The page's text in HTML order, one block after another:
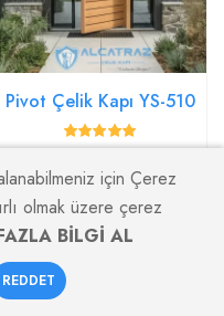
Pivot Çelik Kapı YS-510
31% İNDİRİM
Favoriler
için Çerez
olmak üzere çerez
BİLGİ AL
REDDET